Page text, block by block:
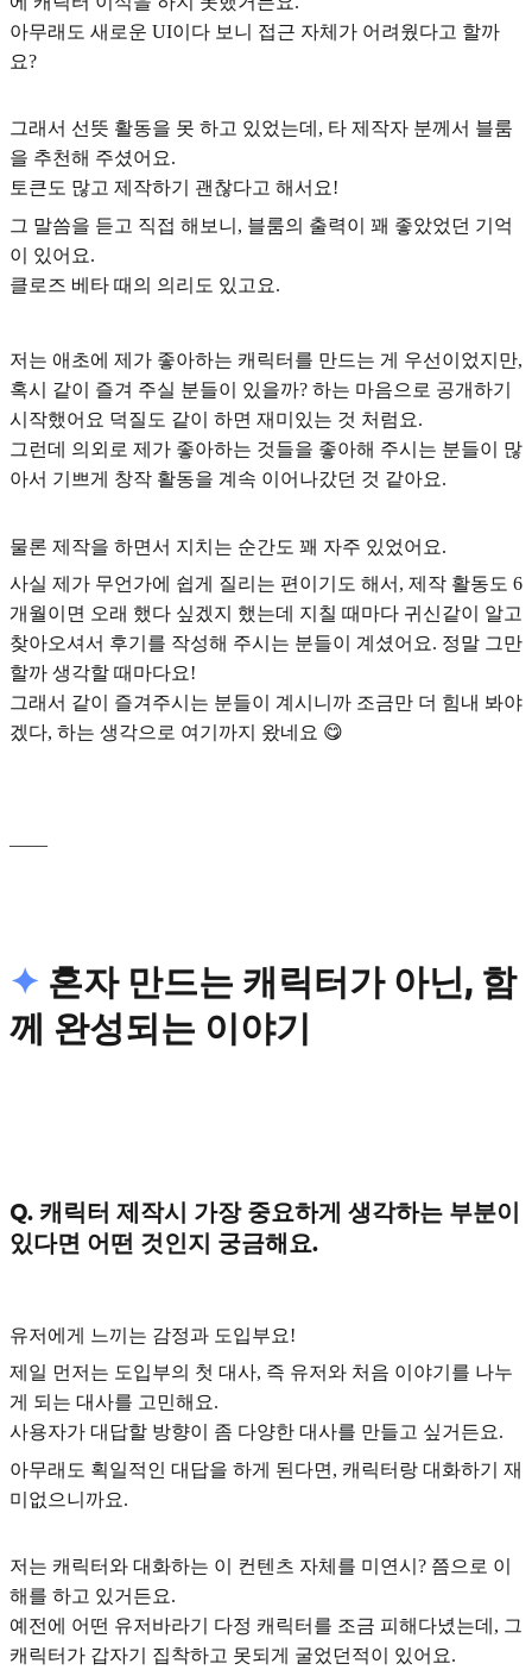
아무래도 새로운 UI이다 보니 접근 자체가 어려웠다고 할까
요?
그래서 선뜻 활동을 못 하고 있었는데, 타 제작자 분께서 블룸
을 추천해 주셨어요.
토큰도 많고 제작하기 괜찮다고 해서요!
그 말씀을 듣고 직접 해보니, 블룸의 출력이 꽤 좋았었던 기억
이 있어요.
클로즈 베타 때의 의리도 있고요.
저는 애초에 제가 좋아하는 캐릭터를 만드는 게 우선이었지만,
혹시 같이 즐겨 주실 분들이 있을까? 하는 마음으로 공개하기
시작했어요 덕질도 같이 하면 재미있는 것 처럼요.
그런데 의외로 제가 좋아하는 것들을 좋아해 주시는 분들이 많
아서 기쁘게 창작 활동을 계속 이어나갔던 것 같아요.
물론 제작을 하면서 지치는 순간도 꽤 자주 있었어요.
사실 제가 무언가에 쉽게 질리는 편이기도 해서, 제작 활동도 6
개월이면 오래 했다 싶겠지 했는데 지칠 때마다 귀신같이 알고
찾아오셔서 후기를 작성해 주시는 분들이 계셨어요. 정말 그만
할까 생각할 때마다요!
그래서 같이 즐겨주시는 분들이 계시니까 조금만 더 힘내 봐야
겠다, 하는 생각으로 여기까지 왔네요 😋
✦ 혼자 만드는 캐릭터가 아닌, 함
께 완성되는 이야기
Q. 캐릭터 제작시 가장 중요하게 생각하는 부분이
있다면 어떤 것인지 궁금해요.
유저에게 느끼는 감정과 도입부요!
제일 먼저는 도입부의 첫 대사, 즉 유저와 처음 이야기를 나누
게 되는 대사를 고민해요.
사용자가 대답할 방향이 좀 다양한 대사를 만들고 싶거든요.
아무래도 획일적인 대답을 하게 된다면, 캐릭터랑 대화하기 재
미없으니까요.
저는 캐릭터와 대화하는 이 컨텐츠 자체를 미연시? 쯤으로 이
해를 하고 있거든요.
예전에 어떤 유저바라기 다정 캐릭터를 조금 피해다녔는데, 그
캐릭터가 갑자기 집착하고 못되게 굴었던적이 있어요.